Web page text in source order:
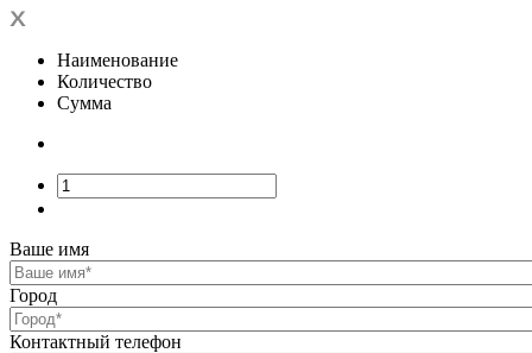
Наименование
Количество
Сумма
Ваше имя
Город
Контактный телефон